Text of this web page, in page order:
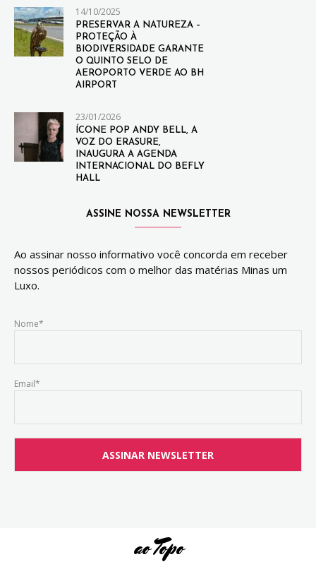
14/10/2025
PRESERVAR A NATUREZA –
PROTEÇÃO À
BIODIVERSIDADE GARANTE
O QUINTO SELO DE
AEROPORTO VERDE AO BH
AIRPORT
23/01/2026
ÍCONE POP ANDY BELL, A
VOZ DO ERASURE,
INAUGURA A AGENDA
INTERNACIONAL DO BEFLY
HALL
ASSINE NOSSA NEWSLETTER
Ao assinar nosso informativo você concorda em receber
nossos periódicos com o melhor das matérias Minas um
Luxo.
Nome*
Email*
ao Topo